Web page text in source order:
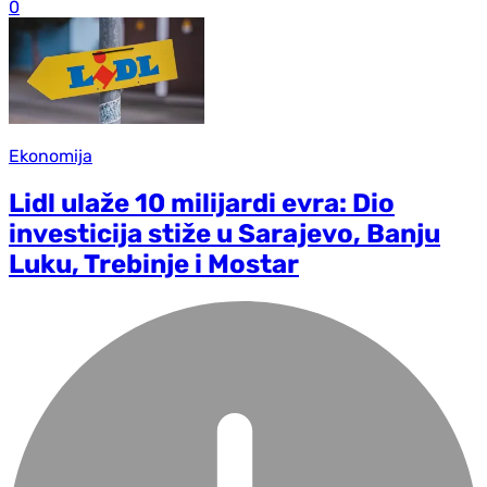
0
Ekonomija
Lidl ulaže 10 milijardi evra: Dio
investicija stiže u Sarajevo, Banju
Luku, Trebinje i Mostar